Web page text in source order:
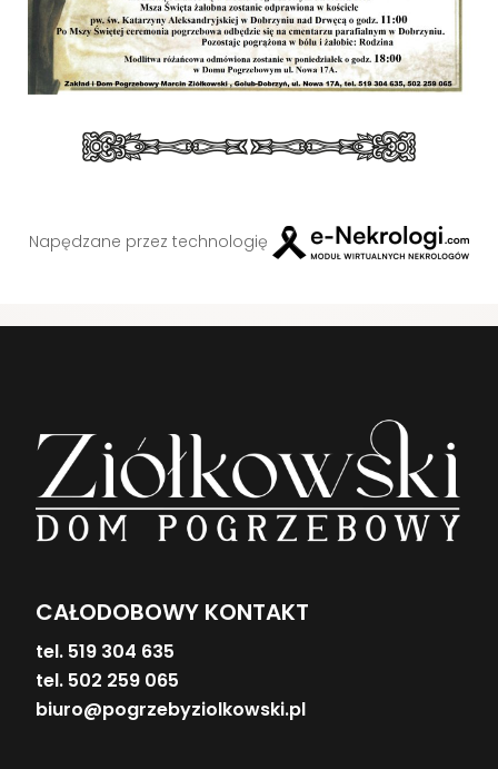
Napędzane przez technologię
CAŁODOBOWY KONTAKT
tel. 519 304 635
tel. 502 259 065
biuro@pogrzebyziolkowski.pl